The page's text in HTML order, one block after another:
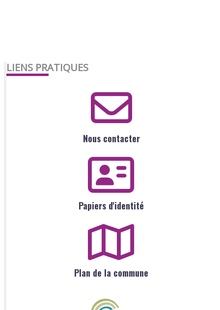
LIENS PRATIQUES
Nous contacter
Papiers d'identité
Plan de la commune